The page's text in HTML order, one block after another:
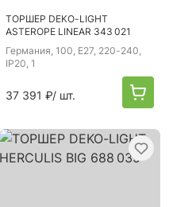
ТОРШЕР DEKO-LIGHT
ASTEROPE LINEAR 343 021
Германия, 100, E27, 220-240,
IP20, 1
37 391 ₽/ шт.